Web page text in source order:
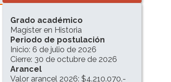
INFORMACIÓN DEL PROGRAMA
Grado académico
Magíster en Historia
Periodo de postulación
Inicio: 6 de julio de 2026
Cierre: 30 de octubre de 2026
Arancel
Valor arancel 2026: $4.210.070.-